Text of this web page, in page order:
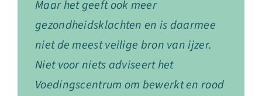
Maar het geeft ook meer
gezondheidsklachten en is daarmee
niet de meest veilige bron van ijzer.
Niet voor niets adviseert het
Voedingscentrum om bewerkt en rood